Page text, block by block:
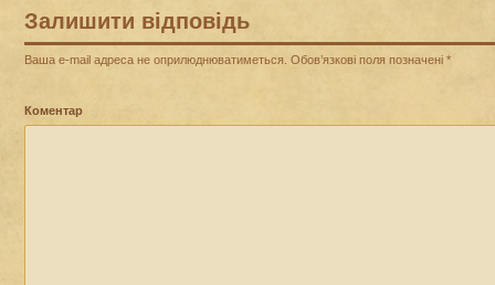
Залишити відповідь
Ваша e-mail адреса не оприлюднюватиметься. Обов’язкові поля позначені *
Коментар